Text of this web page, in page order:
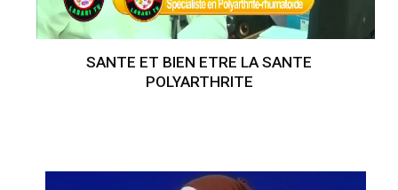
SANTE ET BIEN ETRE LA SANTE
POLYARTHRITE